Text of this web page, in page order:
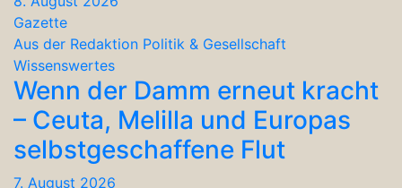
Gazette
Aus der Redaktion Politik & Gesellschaft
Wissenswertes
Wenn der Damm erneut kracht
– Ceuta, Melilla und Europas
selbstgeschaffene Flut
7. August 2026